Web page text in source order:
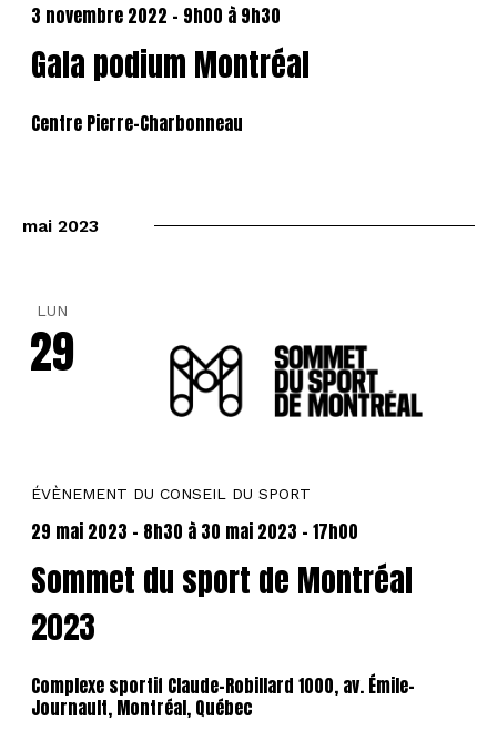
3 novembre 2022 - 9h00 à 9h30
Gala podium Montréal
Centre Pierre-Charbonneau
mai 2023
LUN
29
ÉVÈNEMENT DU CONSEIL DU SPORT
29 mai 2023 - 8h30 à 30 mai 2023 - 17h00
Sommet du sport de Montréal
2023
Complexe sportif Claude-Robillard 1000, av. Émile-
Journault, Montréal, Québec